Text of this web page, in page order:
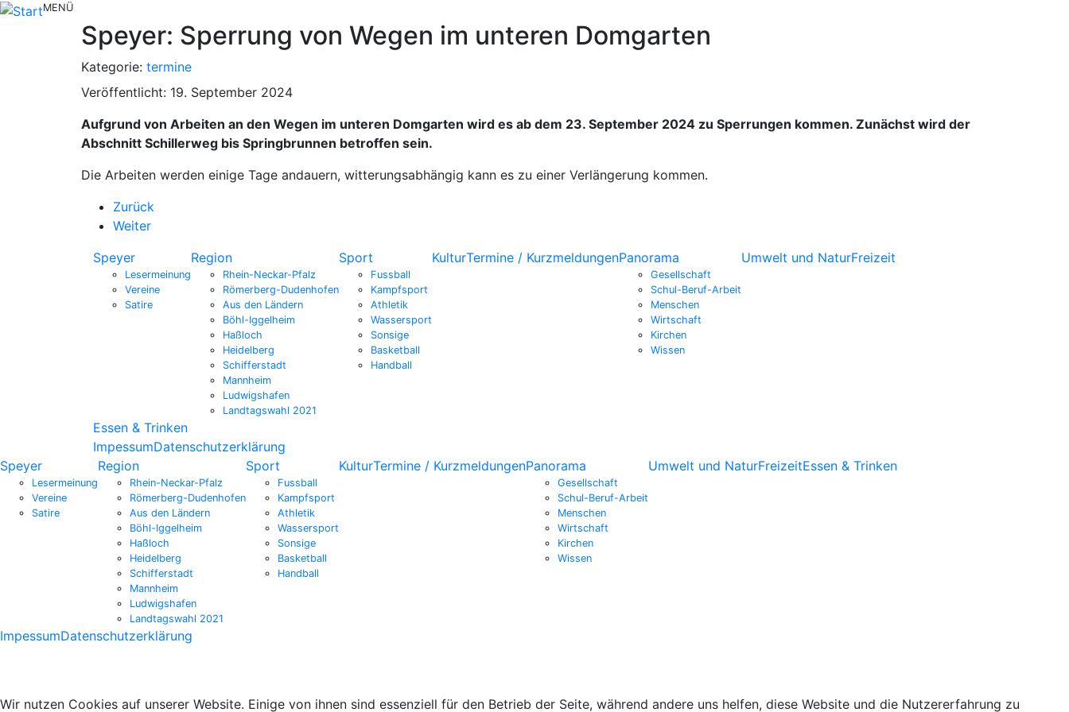
MENÜ
Speyer: Sperrung von Wegen im unteren Domgarten
Kategorie: termine
Veröffentlicht: 19. September 2024
Aufgrund von Arbeiten an den Wegen im unteren Domgarten wird es ab dem 23. September 2024 zu Sperrungen kommen. Zunächst wird der
Abschnitt Schillerweg bis Springbrunnen betroffen sein.
Die Arbeiten werden einige Tage andauern, witterungsabhängig kann es zu einer Verlängerung kommen.
Zurück
Weiter
Speyer
Lesermeinung
Vereine
Satire
Region
Rhein-Neckar-Pfalz
Römerberg-Dudenhofen
Aus den Ländern
Böhl-Iggelheim
Haßloch
Heidelberg
Schifferstadt
Mannheim
Ludwigshafen
Landtagswahl 2021
Sport
Fussball
Kampfsport
Athletik
Wassersport
Sonsige
Basketball
Handball
KulturTermine / KurzmeldungenPanorama
Gesellschaft
Schul-Beruf-Arbeit
Menschen
Wirtschaft
Kirchen
Wissen
Umwelt und NaturFreizeit
Essen & Trinken
ImpessumDatenschutzerklärung
Speyer
Lesermeinung
Vereine
Satire
Region
Rhein-Neckar-Pfalz
Römerberg-Dudenhofen
Aus den Ländern
Böhl-Iggelheim
Haßloch
Heidelberg
Schifferstadt
Mannheim
Ludwigshafen
Landtagswahl 2021
Sport
Fussball
Kampfsport
Athletik
Wassersport
Sonsige
Basketball
Handball
KulturTermine / KurzmeldungenPanorama
Gesellschaft
Schul-Beruf-Arbeit
Menschen
Wirtschaft
Kirchen
Wissen
Umwelt und NaturFreizeitEssen & Trinken
ImpessumDatenschutzerklärung
Wir nutzen Cookies auf unserer Website. Einige von ihnen sind essenziell für den Betrieb der Seite, während andere uns helfen, diese Website und die Nutzererfahrung zu